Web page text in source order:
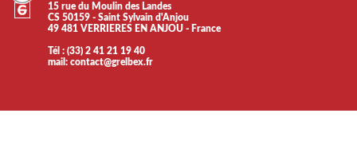
15 rue du Moulin des Landes
CS 50159 - Saint Sylvain d'Anjou
49 481 VERRIERES EN ANJOU - France
Tél : (33) 2 41 21 19 40
mail: contact@grelbex.fr